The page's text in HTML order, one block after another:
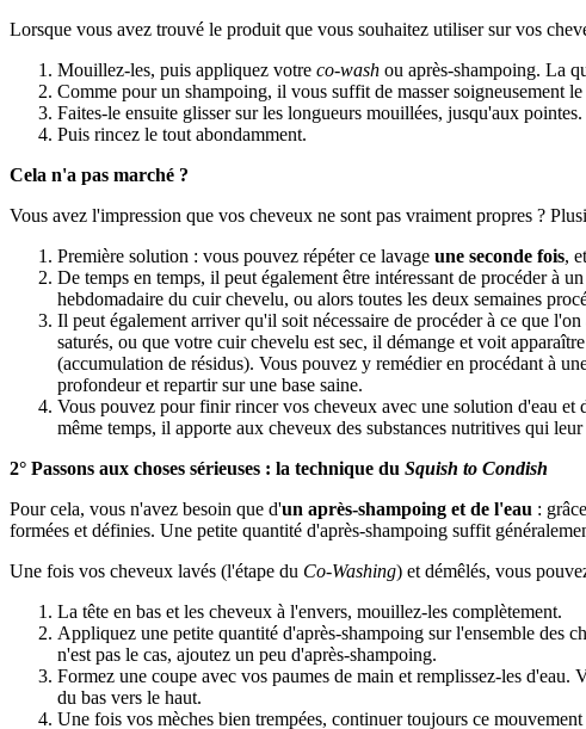
Lorsque vous avez trouvé le produit que vous souhaitez utiliser sur vos
Mouillez-les, puis appliquez votre co-wash ou après-shampoing. La
Comme pour un shampoing, il vous suffit de masser soigneusement
Faites-le ensuite glisser sur les longueurs mouillées, jusqu'aux
Puis rincez le tout abondamment.
Cela n'a pas marché ?
Vous avez l'impression que vos cheveux ne sont pas vraiment propres ?
Première solution : vous pouvez répéter ce lavage une seconde fois,
De temps en temps, il peut également être intéressant de procéder à un
hebdomadaire du cuir chevelu, ou alors toutes les deux semaines
Il peut également arriver qu'il soit nécessaire de procéder à ce que l'on
saturés, ou que votre cuir chevelu est sec, il démange et voit
(accumulation de résidus). Vous pouvez y remédier en procédant à
profondeur et repartir sur une base saine.
Vous pouvez pour finir rincer vos cheveux avec une solution d'eau et
même temps, il apporte aux cheveux des substances nutritives qui
2° Passons aux choses sérieuses : la technique du Squish to Condish
Pour cela, vous n'avez besoin que d'un après-shampoing et de l'eau :
formées et définies. Une petite quantité d'après-shampoing suffit
Une fois vos cheveux lavés (l'étape du Co-Washing) et démêlés, vous
La tête en bas et les cheveux à l'envers, mouillez-les complètement.
Appliquez une petite quantité d'après-shampoing sur l'ensemble des
n'est pas le cas, ajoutez un peu d'après-shampoing.
Formez une coupe avec vos paumes de main et remplissez-les
du bas vers le haut.
Une fois vos mèches bien trempées, continuer toujours ce